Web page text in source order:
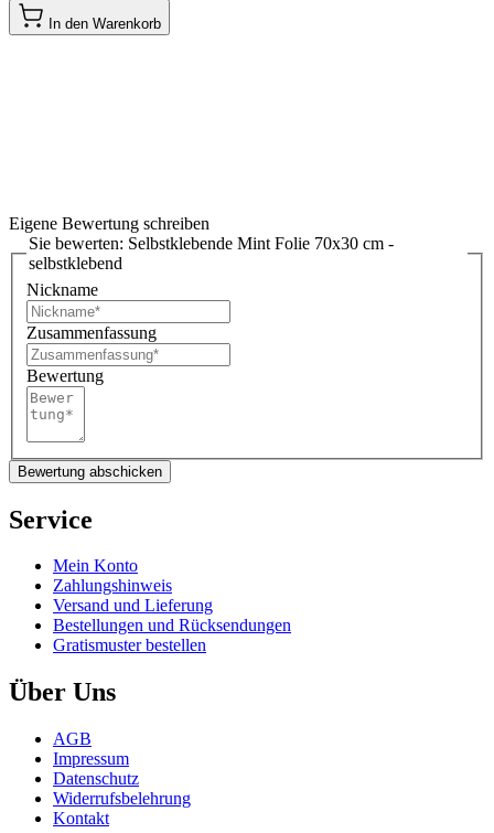
In den Warenkorb
Eigene Bewertung schreiben
Sie bewerten: Selbstklebende Mint Folie 70x30 cm -
selbstklebend
Nickname
Zusammenfassung
Bewertung
Bewertung abschicken
Service
Mein Konto
Zahlungshinweis
Versand und Lieferung
Bestellungen und Rücksendungen
Gratismuster bestellen
Über Uns
AGB
Impressum
Datenschutz
Widerrufsbelehrung
Kontakt